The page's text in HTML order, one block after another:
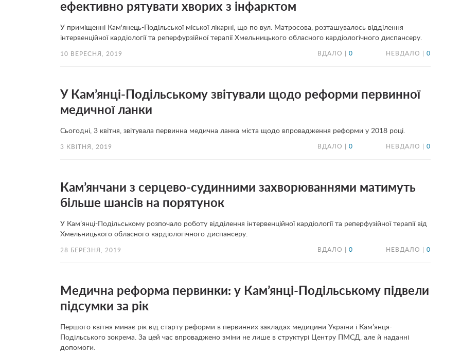
ефективно рятувати хворих з інфарктом
У приміщенні Кам'янець-Подільської міської лікарні, що по вул. Матросова, розташувалось відділення
інтервенційної кардіології та реперфурзійної терапії Хмельницького обласного кардіологічного диспансеру.
10 ВЕРЕСНЯ, 2019 ВДАЛО | 0 НЕВДАЛО | 0
У Кам’янці-Подільському звітували щодо реформи первинної
медичної ланки
Сьогодні, 3 квітня, звітувала первинна медична ланка міста щодо впровадження реформи у 2018 році.
3 КВІТНЯ, 2019 ВДАЛО | 0 НЕВДАЛО | 0
Кам’янчани з серцево-судинними захворюваннями матимуть
більше шансів на порятунок
У Кам’янці-Подільському розпочало роботу відділення інтервенційної кардіології та реперфузійної терапії від
Хмельницького обласного кардіологічного диспансеру.
28 БЕРЕЗНЯ, 2019 ВДАЛО | 0 НЕВДАЛО | 0
Медична реформа первинки: у Кам’янці-Подільському підвели
підсумки за рік
Першого квітня минає рік від старту реформи в первинних закладах медицини України і Кам’янця-
Подільського зокрема. За цей час впроваджено зміни не лише в структурі Центру ПМСД, але й наданні
допомоги.